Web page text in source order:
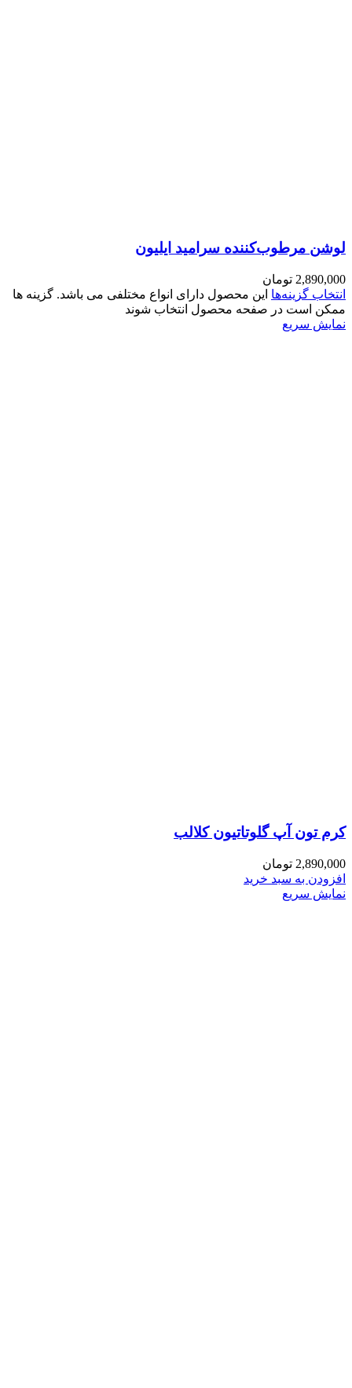
لوشن مرطوب‌کننده سرامید ایلیون
2,890,000 تومان
انتخاب گزینه‌ها این محصول دارای انواع مختلفی می باشد. گزینه ها
ممکن است در صفحه محصول انتخاب شوند
نمایش سریع
کرم تون آپ گلوتاتیون کلالب
2,890,000 تومان
افزودن به سبد خرید
نمایش سریع